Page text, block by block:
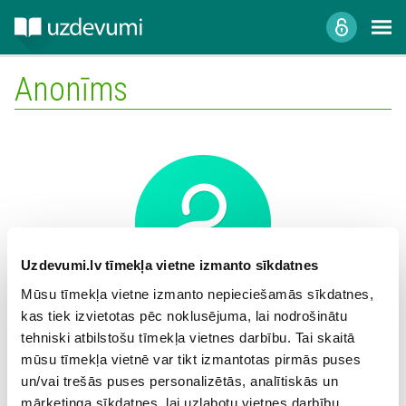
Uzdevumi.lv tīmekļa vietne izmanto sīkdatnes
Mūsu tīmekļa vietne izmanto nepieciešamās sīkdatnes,
kas tiek izvietotas pēc noklusējuma, lai nodrošinātu
tehniski atbilstošu tīmekļa vietnes darbību. Tai skaitā
mūsu tīmekļa vietnē var tikt izmantotas pirmās puses
un/vai trešās puses personalizētās, analītiskās un
mārketinga sīkdatnes, lai uzlabotu vietnes darbību,
Anonīms
Mācību iestāde: